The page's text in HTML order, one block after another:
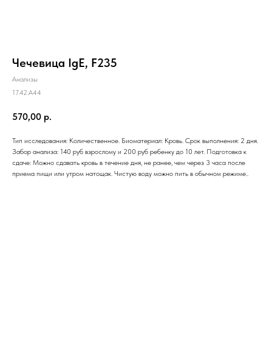
Чечевица IgE, F235
Анализы
17.42.A44
570,00 р.
Тип исследования: Количественное. Биоматериал: Кровь. Срок выполнения: 2 дня.
Забор анализа: 140 руб взрослому и 200 руб ребенку до 10 лет. Подготовка к
сдаче: Можно сдавать кровь в течение дня, не ранее, чем через 3 часа после
приема пищи или утром натощак. Чистую воду можно пить в обычном режиме..